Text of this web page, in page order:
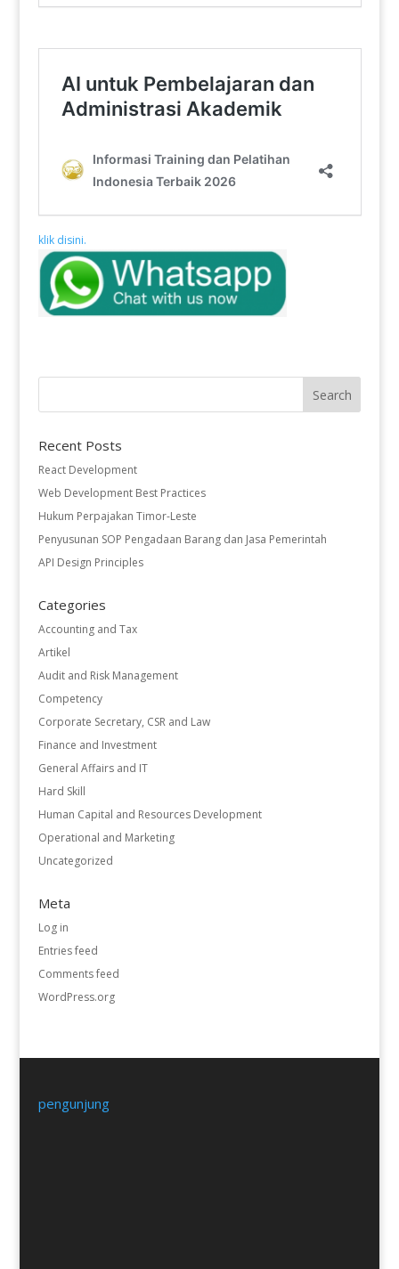
klik disini.
Recent Posts
React Development
Web Development Best Practices
Hukum Perpajakan Timor-Leste
Penyusunan SOP Pengadaan Barang dan Jasa Pemerintah
API Design Principles
Categories
Accounting and Tax
Artikel
Audit and Risk Management
Competency
Corporate Secretary, CSR and Law
Finance and Investment
General Affairs and IT
Hard Skill
Human Capital and Resources Development
Operational and Marketing
Uncategorized
Meta
Log in
Entries feed
Comments feed
WordPress.org
pengunjung